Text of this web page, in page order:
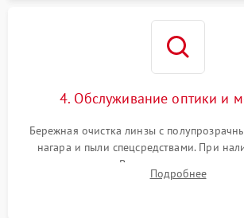
4. Обслуживание оптики и
Бережная очистка линзы с
нагара и пыли спецсредствами. При
замена стекла. Восстановление или
резьбовых элементов в механизме
Подробнее